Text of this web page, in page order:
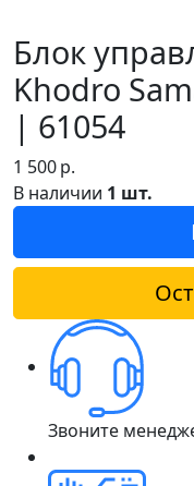
Блок
Khodro
| 61054
1 500р.
В наличии 1 шт.
Звоните